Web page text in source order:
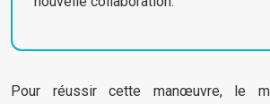
Pour réussir cette manœuvre, le